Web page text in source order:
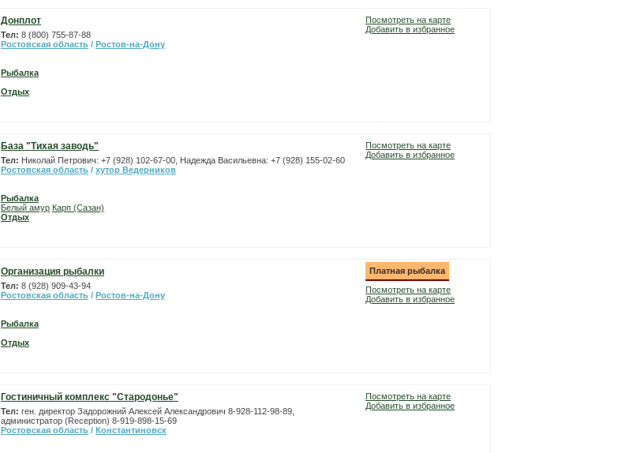
Донплот
Тел: 8 (800) 755-87-88
Ростовская область / Ростов-на-Дону
Рыбалка
Отдых
Посмотреть на карте
Добавить в избранное
База "Тихая заводь"
Тел: Николай Петрович: +7 (928) 102-67-00, Надежда Васильевна: +7 (928) 155-02-60
Ростовская область / хутор Ведерников
Рыбалка
Белый амур Карп (Сазан)
Отдых
Посмотреть на карте
Добавить в избранное
Организация рыбалки
Тел: 8 (928) 909-43-94
Ростовская область / Ростов-на-Дону
Рыбалка
Отдых
Платная рыбалка
Посмотреть на карте
Добавить в избранное
Гостиничный комплекс "Стародонье"
Тел: ген. директор Задорожний Алексей Александрович 8-928-112-98-89,
администратор (Reception) 8-919-898-15-69
Ростовская область / Константиновск
Посмотреть на карте
Добавить в избранное